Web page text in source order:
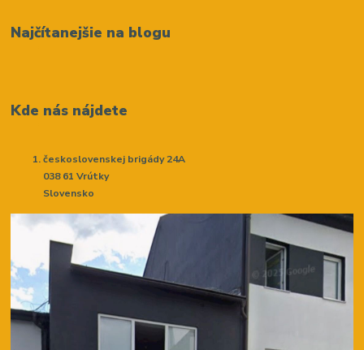
Najčítanejšie na blogu
Kde nás nájdete
československej brigády 24A
038 61 Vrútky
Slovensko